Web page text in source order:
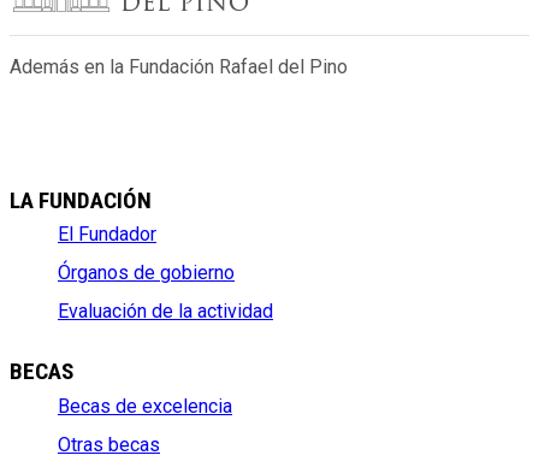
Además en la Fundación Rafael del Pino
LA FUNDACIÓN
El Fundador
Órganos de gobierno
Evaluación de la actividad
BECAS
Becas de excelencia
Otras becas